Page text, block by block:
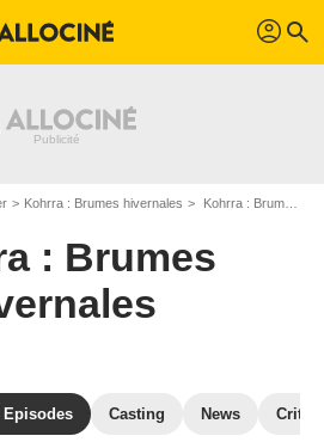
profil search
Kohrra : Brumes hivernales Kohrra : Brumes hivernales : Episodes de la saison 1
: Brumes
Casting News